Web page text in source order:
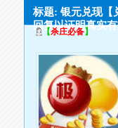
标题: 银元兑现【
回复以证明真实
【杀庄必备】